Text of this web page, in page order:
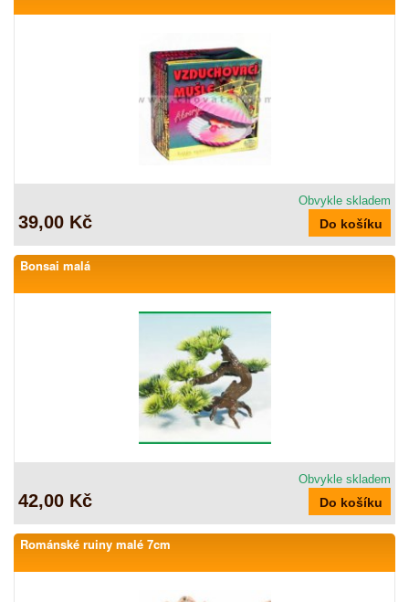
Obvykle skladem
39,00 Kč
Bonsai malá
Obvykle skladem
42,00 Kč
Románské ruiny malé 7cm